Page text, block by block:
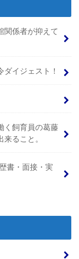
関係者が抑えて
イジェスト！
く飼育員の葛藤
ること。
書・面接・実